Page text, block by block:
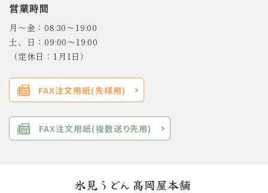
営業時間
月～金：08:30～19:00
土、日：09:00～19:00
（定休日：1月1日）
FAX注文用紙(先様用)
FAX注文用紙(複数送り先用)